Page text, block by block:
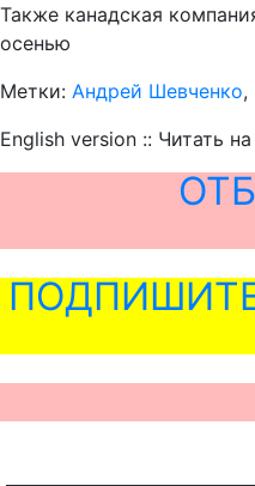
Также канадская
осенью
Метки: Андрей Шевченко,
English version :: Читать